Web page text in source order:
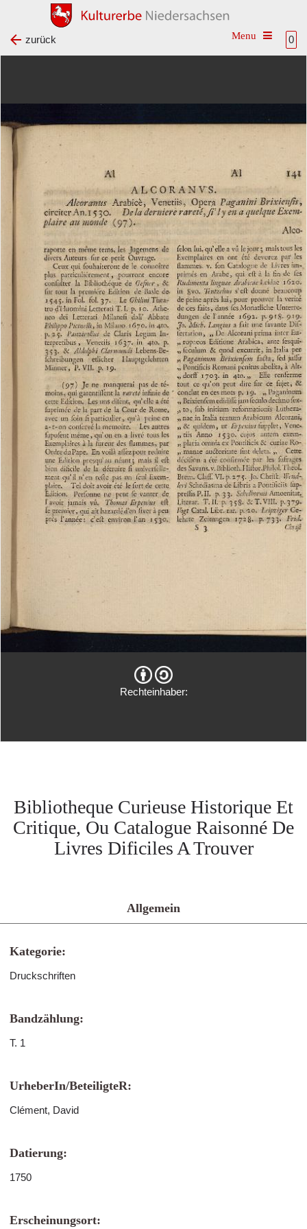
0
Toggle
zurück
Rechteinhaber:
Bibliotheque Curieuse Historique Et
Critique, Ou Catalogue Raisonné De
Livres Dificiles A Trouver
Allgemein
Kategorie:
Druckschriften
Bandzählung:
T. 1
UrheberIn/BeteiligteR:
Clément, David
Datierung:
1750
Erscheinungsort: